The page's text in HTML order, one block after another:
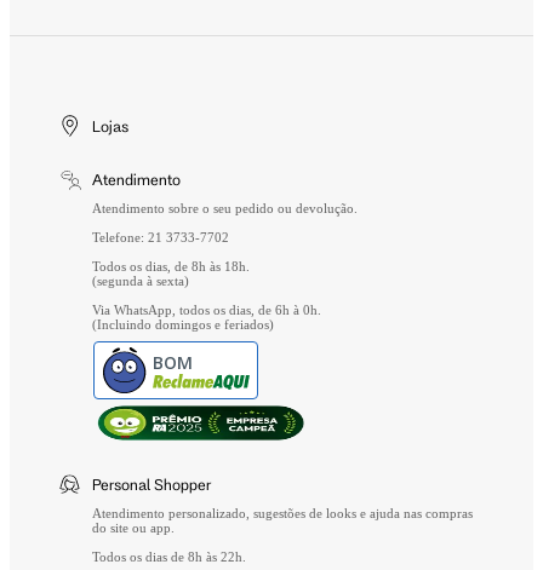
Cuidados Especiais
Perguntas Frequentes
Lojas
Atendimento
Atendimento sobre o seu pedido ou devolução.
Telefone: 21 3733-7702
Todos os dias, de 8h às 18h.
(segunda à sexta)
Via WhatsApp, todos os dias, de 6h à 0h.
(Incluindo domingos e feriados)
BOM
Personal Shopper
Atendimento personalizado, sugestões de looks e ajuda nas compras
do site ou app.
Todos os dias de 8h às 22h.